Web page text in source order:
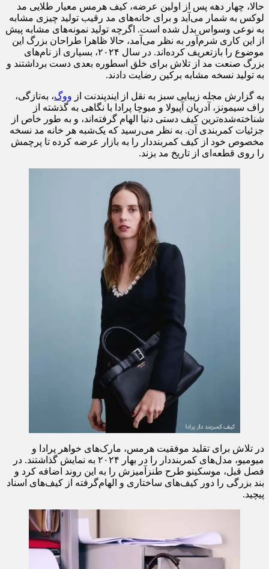
حالا، چهار دهه پس از اولین عرضه، کیف هرمس معیار طلایی مد
لوکس به شمار می‌آید و برای خانه‌های مد رقیب تولید چیزی مشابه
به نوعی وسواس بدل شده است. اگرچه تولید نمونه‌های مشابه پیش
از این کاری شرم‌آور به نظر می‌آمد، حالا ظاهرا طراحان بزرگ این
موضوع را بازتعریف کرده‌اند. در سال ۲۰۲۴، بسیاری از نام‌های
بزرگ صنعت مد از تلاش برای خلق اسطوره بعدی دست برداشتند و
به تولید نسخه مشابه برکین رضایت دادند.
به گزارش مجله زیبایی سبز به نقل از ایندپندنت از ووگ، به‌تازگی،
راف سیمونز، آدریان آپیولا و میوچا پرادا با نگاهی به گذشته از
شناخته‌شده‌ترین کیف دستی دنیا الهام گرفته‌اند، و به طور خاص از
جزئیات کمربندی آن. به نظر می‌رسید که یک‌شبه هر خانه مد نسخه
مخصوص خود از کیف کمربنددار را به بازار عرضه کرده تا پرچمش
را روی قطعه‌ای از تاریخ مد بزند.
در تلاش برای تقلید موفقیت هرمس، مارک‌های خواهر پرادا و
میومیو، مدل‌های کمربنددار را در بهار ۲۰۲۴ به نمایش گذاشتند. در
فصل قبل، موسکینو طرح طنزآمیزش را به این روند اضافه کرد و
بند بزرگی را دور کیف‌های ساختاری و الهام‌گرفته از کیف‌های اسناد
پیچید.